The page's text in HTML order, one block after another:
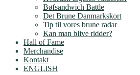
Bøfsandwich Battle
Det Brune Danmarkskort
Tip til vores brune radar
Kan man blive ridder?
Hall of Fame
Merchandise
Kontakt
ENGLISH